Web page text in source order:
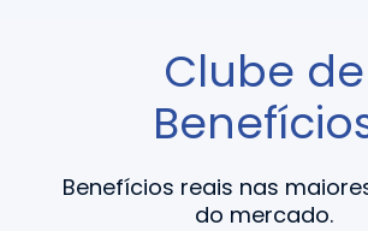
Clube de
Benefícios reais nas
do mercado.